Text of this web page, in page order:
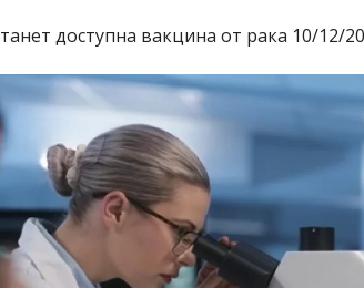
доступна вакцина от рака 10/12/